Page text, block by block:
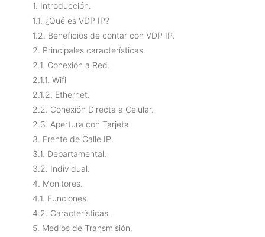
1. Introducción.
1.1. ¿Qué es VDP IP?
1.2. Beneficios de contar con VDP IP.
2. Principales características.
2.1. Conexión a Red.
2.1.1. Wifi
2.1.2. Ethernet.
2.2. Conexión Directa a Celular.
2.3. Apertura con Tarjeta.
3. Frente de Calle IP.
3.1. Departamental.
3.2. Individual.
4. Monitores.
4.1. Funciones.
4.2. Características.
5. Medios de Transmisión.